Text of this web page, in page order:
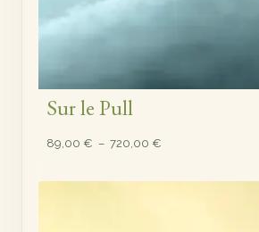
Sur le Pull
89,00 € – 720,00 €Plage
prix :